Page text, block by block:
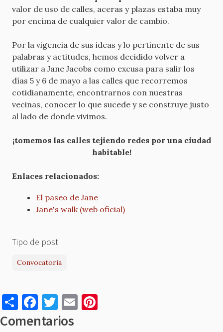
valor de uso de calles, aceras y plazas estaba muy
por encima de cualquier valor de cambio.
Por la vigencia de sus ideas y lo pertinente de sus
palabras y actitudes, hemos decidido volver a
utilizar a Jane Jacobs como excusa para salir los
días 5 y 6 de mayo a las calles que recorremos
cotidianamente, encontrarnos con nuestras
vecinas, conocer lo que sucede y se construye justo
al lado de donde vivimos.
¡tomemos las calles tejiendo redes por una ciudad
habitable!
Enlaces relacionados:
El paseo de Jane
Jane's walk (web oficial)
Tipo de post
Convocatoria
S
h
F
a
T
w
E
m
Comentarios